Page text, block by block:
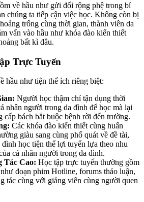
về hầu như gửi đổi rộng phệ trong bí
chúng ta tiếp cận việc học. Không còn bị
trống cùng thời gian, thành viên da
vấn vào hầu như khóa đào kiến thiết
bất kì đâu.
Trực Tuyến
hầu như tiện thể ích riêng biệt:
Người học thậm chí tận dụng thời
nhân người trong da đình để học mà lại
cấp bách bắt buộc bệnh rời đến trường.
Các khóa đào kiến thiết cùng huấn
giàu sang cùng phổ quát về đề tài,
học tiện thể lợi tuyển lựa theo nhu
cá nhân người trong da đình.
Tác Cao: Học tập trực tuyến thường gồm
đoạn phim Hotline, forums thảo luận,
tác cùng với giảng viên cùng người quen